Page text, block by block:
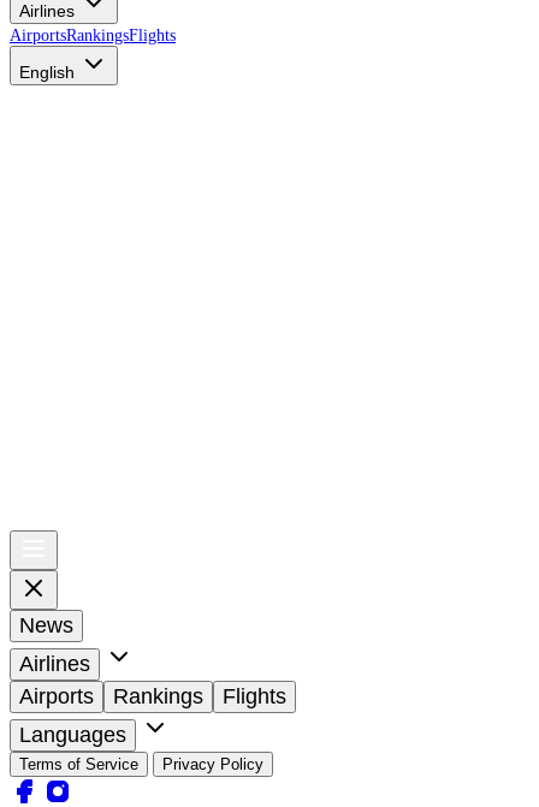
Airlines
AirportsRankingsFlights
English
News
Airlines
Airports
Rankings
Flights
Languages
Terms of Service Privacy Policy